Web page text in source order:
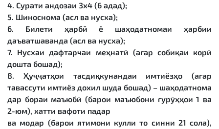
4. Сурати андозаи 3х4 (6 адад);
5. Шиноснома (асл ва нусха);
6. Билети ҳарбӣ ё шаҳодатномаи ҳарбии
даъватшаванда (асл ва нусха);
7. Нусхаи дафтарчаи меҳнатӣ (агар собиқаи корӣ
дошта бошад);
8. Ҳуҷҷатҳои тасдиқкунандаи имтиёзҳо (агар
тавассути имтиёз дохил шуда бошад) – шаҳодатнома
дар бораи маъюбӣ (барои маъюбони гурӯҳҳои 1 ва
2-юм), хатти вафоти падар
ва модар (барои ятимони кулли то синни 21 сола),